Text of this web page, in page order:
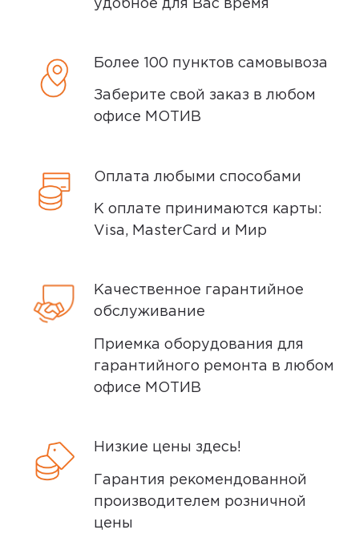
удобное для Вас время
Более 100 пунктов самовывоза
Заберите свой заказ в любом
офисе МОТИВ
Оплата любыми способами
К оплате принимаются карты:
Visa, MasterCard и Мир
Качественное гарантийное
обслуживание
Приемка оборудования для
гарантийного ремонта в любом
офисе МОТИВ
Низкие цены здесь!
Гарантия рекомендованной
производителем розничной
цены